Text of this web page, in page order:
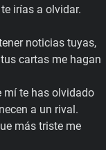
irías a olvidar.
noticias tuyas,
cartas me hagan
mí te has olvidado
a un rival.
más triste me